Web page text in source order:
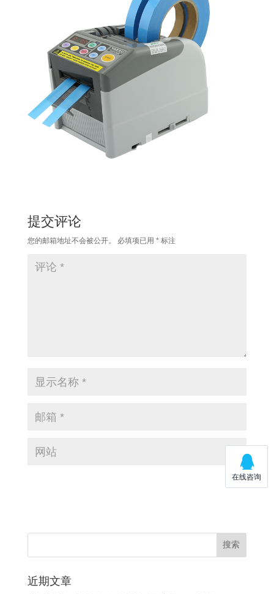
提交评论
您的邮箱地址不会被公开。 必填项已用 *标注
近期文章